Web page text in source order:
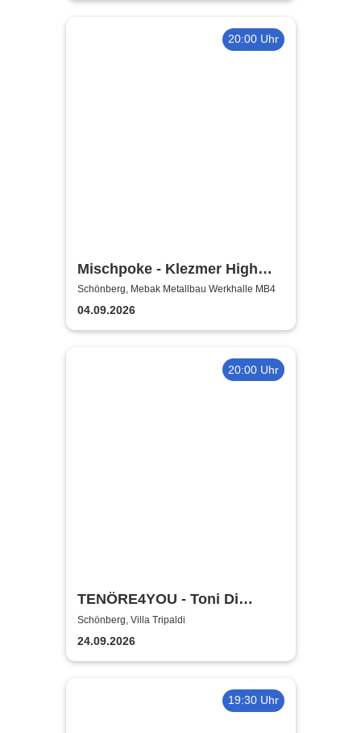
20:00 Uhr
Mischpoke - Klezmer High
Life
Schönberg, Mebak Metallbau Werkhalle MB4
04.09.2026
20:00 Uhr
TENÖRE4YOU - Toni Di
Napoli & Pietro Pato
Schönberg, Villa Tripaldi
24.09.2026
19:30 Uhr